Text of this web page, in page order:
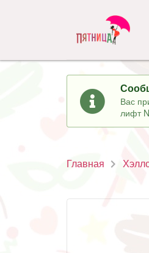
Вас
лифт
Главная